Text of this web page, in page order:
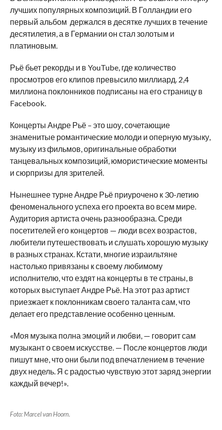
лучших популярных композиций. В Голландии его
первый альбом держался в десятке лучших в течение
десятилетия, а в Германии он стал золотым и
платиновым.
Рьё бьет рекорды и в YouTube, где количество
просмотров его клипов превысило миллиард. 2,4
миллиона поклонников подписаны на его страницу в
Facebook.
Концерты Андре Рьё – это шоу, сочетающие
знаменитые романтические молоди и оперную музыку,
музыку из фильмов, оригинальные обработки
танцевальных композиций, юмористические моменты
и сюрпризы для зрителей.
Нынешнее турне Андре Рьё приурочено к 30-летию
феноменального успеха его проекта во всем мире.
Аудитория артиста очень разнообразна. Среди
посетителей его концертов — люди всех возрастов,
любители путешествовать и слушать хорошую музыку
в разных странах. Кстати, многие израильтяне
настолько привязаны к своему любимому
исполнителю, что ездят на концерты в те страны, в
которых выступает Андре Рьё. На этот раз артист
приезжает к поклонникам своего таланта сам, что
делает его представление особенно ценным.
«Моя музыка полна эмоций и любви, — говорит сам
музыкант о своем искусстве. — После концертов люди
пишут мне, что они были под впечатлением в течение
двух недель. Я с радостью чувствую этот заряд энергии
каждый вечер!».
Foto: Marcel van Hoorn.